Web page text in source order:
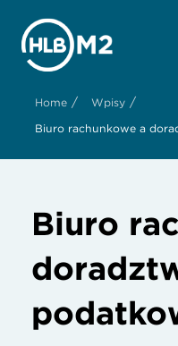
Home / Wpisy /
Biuro rachunkowe a
Biuro